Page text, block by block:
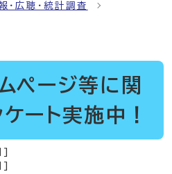
・広聴・統計調査
ページ等に関
ート実施中！